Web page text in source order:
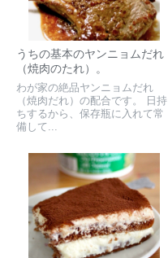
うちの基本のヤンニョムだれ
（焼肉のたれ）。
わが家の絶品ヤンニョムだれ
（焼肉だれ）の配合です。 日持
ちするから、保存瓶に入れて常
備して...